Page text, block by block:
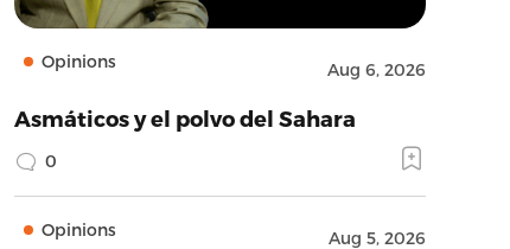
Opinions Aug 6, 2026
Asmáticos y el polvo del Sahara
0
Opinions Aug 5, 2026